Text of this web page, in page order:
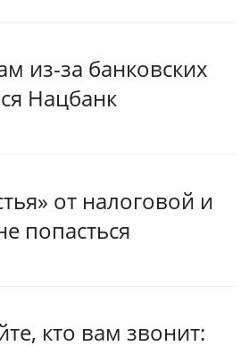
из-за банковских
Нацбанк
от налоговой и
попасться
кто вам звонит: